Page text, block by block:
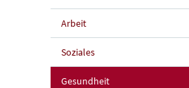
Arbeit
Soziales
Gesundheit